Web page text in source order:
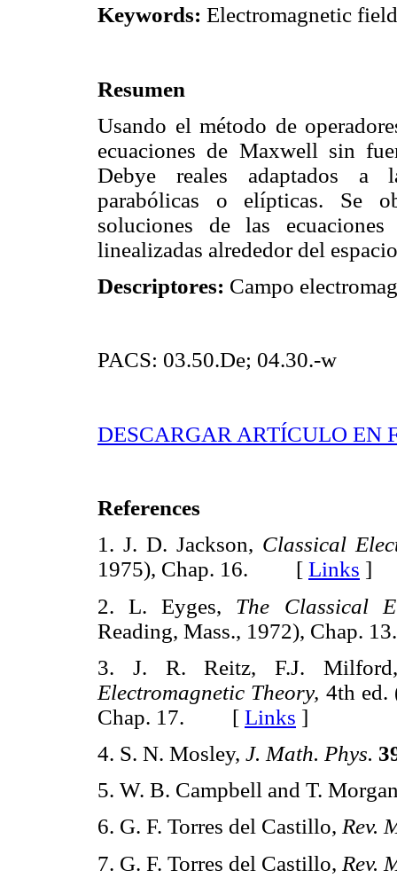
Keywords: Electromagnetic
Resumen
Usando el método de
ecuaciones de Maxwell sin
Debye reales adaptados a
parabólicas o elípticas. Se
soluciones de las
linealizadas alrededor del
Descriptores: Campo
PACS: 03.50.De; 04.30.-w
DESCARGAR ARTÍCULO EN
References
1. J. D. Jackson, Classical
1975), Chap. 16. [ Links ]
2. L. Eyges, The Classical
Reading, Mass., 1972),
3. J. R. Reitz, F.J.
Electromagnetic Theory, 4th ed.
Chap. 17. [ Links ]
4. S. N. Mosley, J. Math. Phys.
5. W. B. Campbell and T.
6. G. F. Torres del Castillo, Rev.
7. G. F. Torres del Castillo, Rev.